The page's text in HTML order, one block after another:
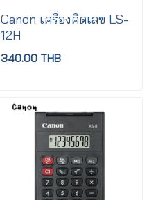
Canon เครื่องคิดเลข LS-
12H
340.00 THB